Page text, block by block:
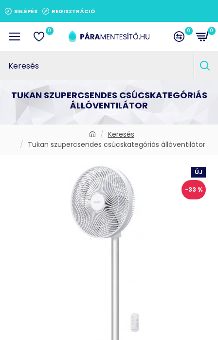
BELÉPÉS REGISZTRÁCIÓ
0 0 0
Keresés
Tukan szupercsendes csúcskategóriás állóventilátor
TUKAN SZUPERCSENDES CSÚCSKATEGÓRIÁS
ÁLLÓVENTILÁTOR
ÚJ
-33 %